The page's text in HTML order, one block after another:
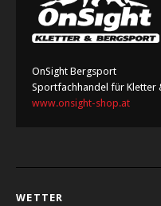
OnSight Bergsport
Sportfachhandel für Kletter
www.onsight-shop.at
WETTER